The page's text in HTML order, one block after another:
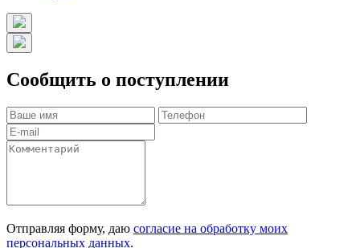
Сообщить о поступлении
Отправляя форму, даю согласие на обработку моих
персональных данных.